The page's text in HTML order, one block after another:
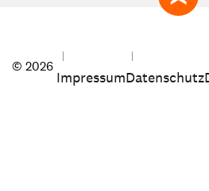
zum
© 2026
ImpressumDatenschutz